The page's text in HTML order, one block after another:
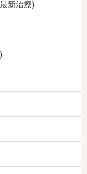
新治療)